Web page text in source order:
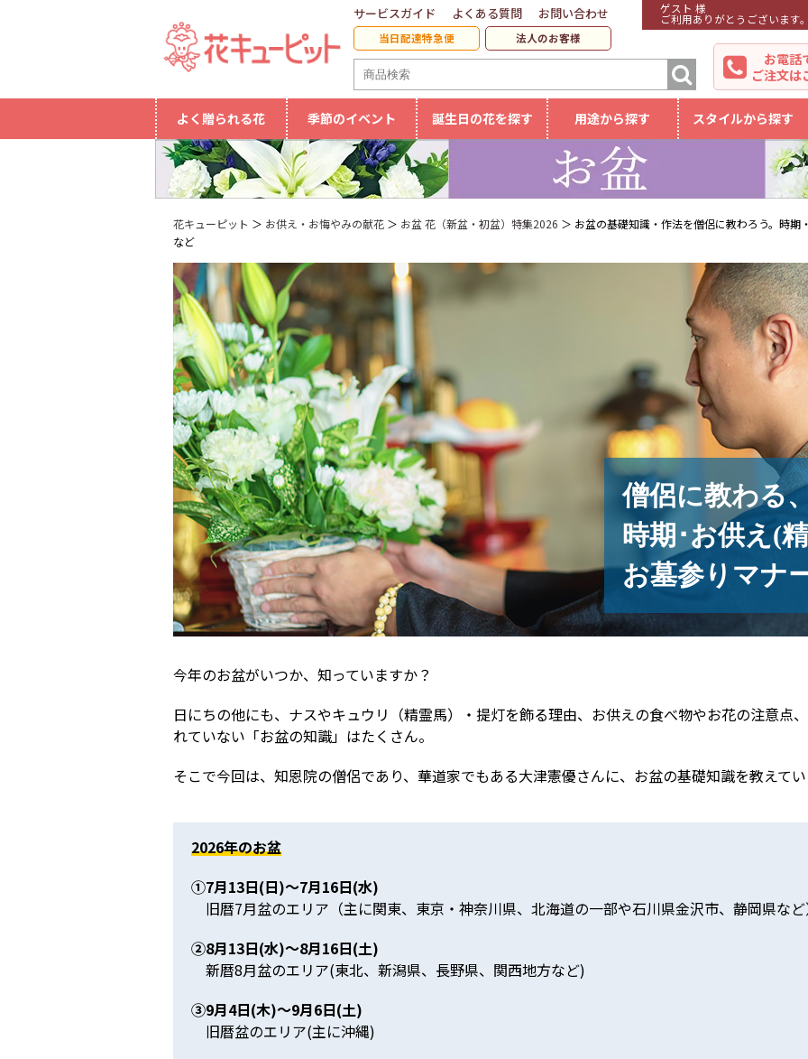
ゲスト 様
ご利用ありがとうございます
サービスガイド よくある質問 お問い合わせ
当日配達特急便 法人のお客様
お電話
ご注文は
よく贈られる花 季節のイベント 誕生日の花を探す 用途から探す スタイルから探す
花キューピット お供え・お悔やみの献花 お盆 花（新盆・初盆）特集2026
お盆の基礎知識・作法を僧侶に教わろう。時
など
僧侶に教わる
時期･お供え(
お墓参りマナ
今年のお盆がいつか、知っていますか？
日にちの他にも、ナスやキュウリ（精霊馬）・提灯を飾る理由、お供えの食べ物やお花の注意点
れていない「お盆の知識」はたくさん。
そこで今回は、知恩院の僧侶であり、華道家でもある大津憲優さんに、お盆の基礎知識を教えて
2026年のお盆
①7月13日(日)～7月16日(水)
旧暦7月盆のエリア（主に関東、東京・神奈川県、北海道の一部や石川県金沢市、静岡県な
②8月13日(水)～8月16日(土)
新暦8月盆のエリア(東北、新潟県、長野県、関西地方など)
③9月4日(木)～9月6日(土)
旧暦盆のエリア(主に沖縄)